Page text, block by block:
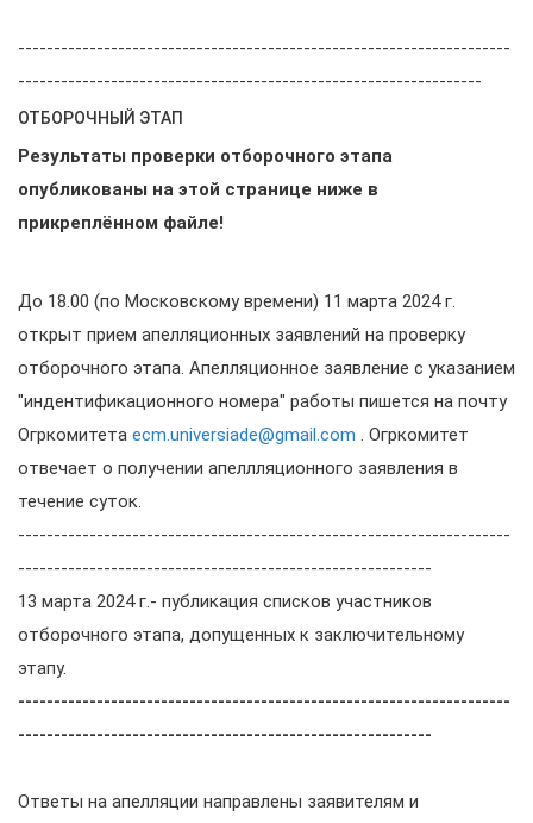
---------------------------------------------------------------------
-----------------------------------------------------------------
ОТБОРОЧНЫЙ ЭТАП
Результаты проверки отборочного этапа
опубликованы на этой странице ниже в
прикреплённом файле!
До 18.00 (по Московскому времени) 11 марта 2024 г.
открыт прием апелляционных заявлений на проверку
отборочного этапа. Апелляционное заявление с указанием
"индентификационного номера" работы пишется на почту
Огркомитета ecm.universiade@gmail.com . Огркомитет
отвечает о получении апеллляционного заявления в
течение суток.
---------------------------------------------------------------------
----------------------------------------------------------
13 марта 2024 г.- публикация списков участников
отборочного этапа, допущенных к заключительному
этапу.
---------------------------------------------------------------------
----------------------------------------------------------
Ответы на апелляции направлены заявителям и